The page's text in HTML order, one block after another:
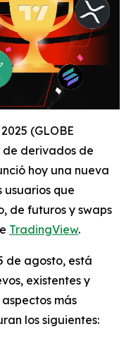
(GLOBE
de derivados de
hoy una nueva
usuarios que
de futuros y swaps
TradingView.
de agosto, está
existentes y
más
los siguientes: